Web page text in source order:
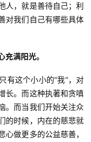
人，就是善待自己；利
对我们自己有哪些具体
满阳光。
有这个小小的“我”，对
长。而这种执著和贪嗔
。而当我们开始关注众
的时候，内在的慈悲就
做更多的公益慈善，